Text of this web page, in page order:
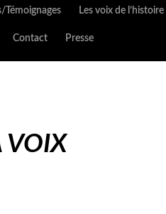
Témoignages Les voix de l’histoire
Contact Presse
VOIX